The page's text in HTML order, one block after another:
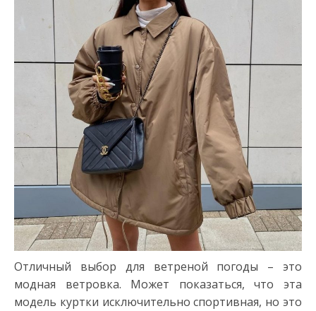
Отличный выбор для ветреной погоды – это
модная ветровка. Может показаться, что эта
модель куртки исключительно спортивная, но это